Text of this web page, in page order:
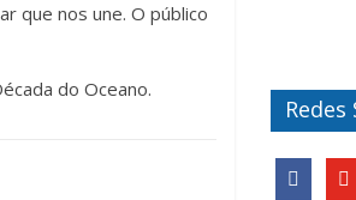
que nos une. O público
do Oceano.
Redes